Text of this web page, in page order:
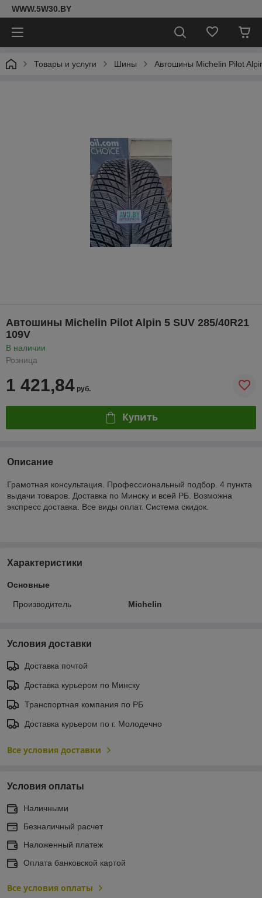
WWW.5W30.BY
Товары и услуги Шины Автошины Michelin Pilot
Автошины Michelin Pilot Alpin 5 SUV 285/40R21
109V
В наличии
Розница
1 421,84 руб.
Купить
Описание
Грамотная консультация. Профессиональный подбор. 4 пункта
выдачи товаров. Доставка по Минску и всей РБ. Возможна
экспресс доставка. Все виды оплат. Система скидок.
Характеристики
Основные
Производитель Michelin
Условия доставки
Доставка почтой
Доставка курьером по Минску
Транспортная компания по РБ
Доставка курьером по г. Молодечно
Все условия доставки
Условия оплаты
Наличными
Безналичный расчет
Наложенный платеж
Оплата банковской картой
Все условия оплаты